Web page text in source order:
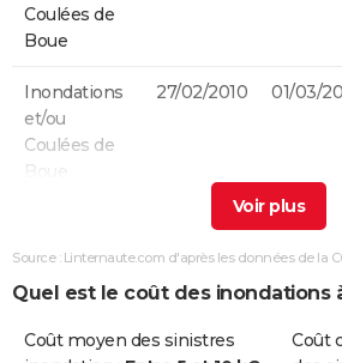
Coulées de
Boue
Inondations
et/ou
Coulées de
Boue
27/02/2010 01/03/
Mécaniques
des Vagues
27/02/2010 01/03/
Inondations
25/12/1999 29/12/
Source : Linternaute.com d'après les données de la
Quel est le coût des inondations
Coût moyen des sinistres
Coût